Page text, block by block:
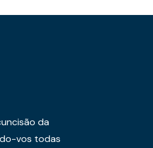
da
vos todas